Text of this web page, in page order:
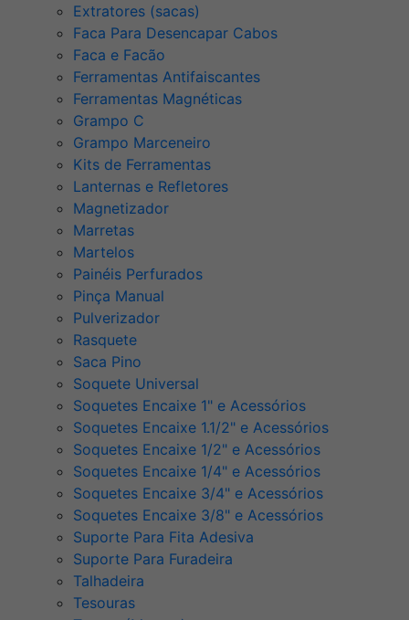
Extratores (sacas)
Faca Para Desencapar Cabos
Faca e Facão
Ferramentas Antifaiscantes
Ferramentas Magnéticas
Grampo C
Grampo Marceneiro
Kits de Ferramentas
Lanternas e Refletores
Magnetizador
Marretas
Martelos
Painéis Perfurados
Pinça Manual
Pulverizador
Rasquete
Saca Pino
Soquete Universal
Soquetes Encaixe 1" e Acessórios
Soquetes Encaixe 1.1/2" e Acessórios
Soquetes Encaixe 1/2" e Acessórios
Soquetes Encaixe 1/4" e Acessórios
Soquetes Encaixe 3/4" e Acessórios
Soquetes Encaixe 3/8" e Acessórios
Suporte Para Fita Adesiva
Suporte Para Furadeira
Talhadeira
Tesouras